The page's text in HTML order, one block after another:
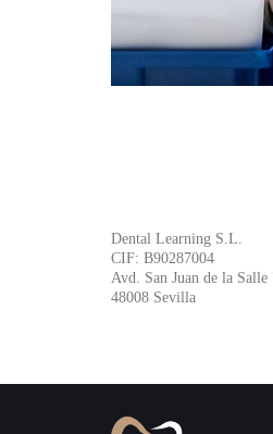
Dental Learning S.L.
CIF: B90287004
Avd. San Juan de la Salle
48008 Sevilla